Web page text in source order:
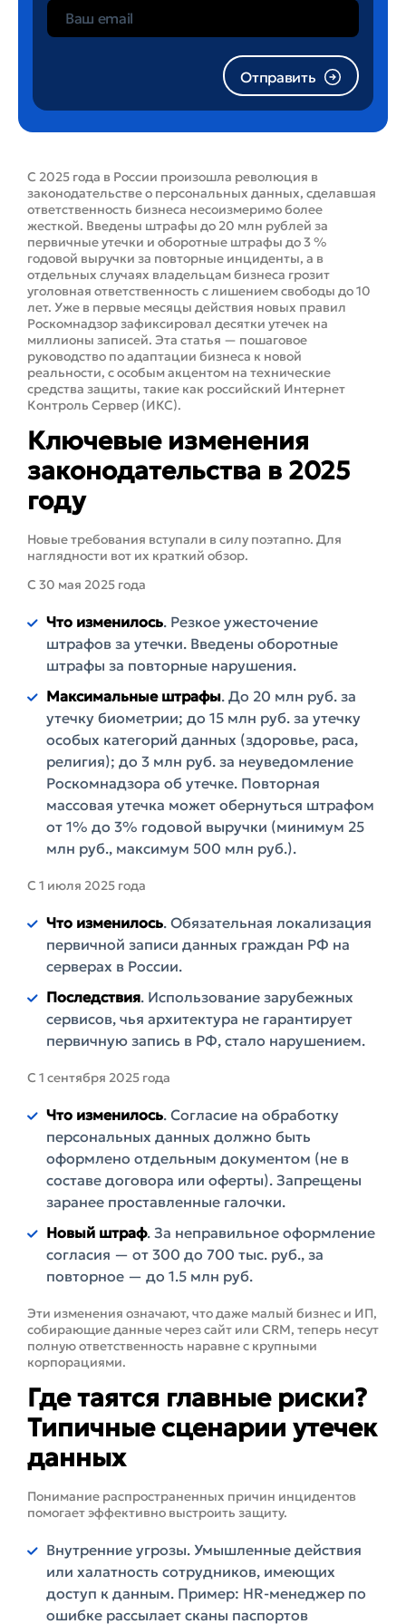
Отправить
С 2025 года в России произошла революция в
законодательстве о персональных данных, сделавшая
ответственность бизнеса несоизмеримо более
жесткой. Введены штрафы до 20 млн рублей за
первичные утечки и оборотные штрафы до 3 %
годовой выручки за повторные инциденты, а в
отдельных случаях владельцам бизнеса грозит
уголовная ответственность с лишением свободы до 10
лет. Уже в первые месяцы действия новых правил
Роскомнадзор зафиксировал десятки утечек на
миллионы записей. Эта статья — пошаговое
руководство по адаптации бизнеса к новой
реальности, с особым акцентом на технические
средства защиты, такие как российский Интернет
Контроль Сервер (ИКС).
Ключевые изменения
законодательства в 2025
году
Новые требования вступали в силу поэтапно. Для
наглядности вот их краткий обзор.
С 30 мая 2025 года
Что изменилось. Резкое ужесточение
штрафов за утечки. Введены оборотные
штрафы за повторные нарушения.
Максимальные штрафы. До 20 млн руб. за
утечку биометрии; до 15 млн руб. за утечку
особых категорий данных (здоровье, раса,
религия); до 3 млн руб. за неуведомление
Роскомнадзора об утечке. Повторная
массовая утечка может обернуться штрафом
от 1% до 3% годовой выручки (минимум 25
млн руб., максимум 500 млн руб.).
С 1 июля 2025 года
Что изменилось. Обязательная локализация
первичной записи данных граждан РФ на
серверах в России.
Последствия. Использование зарубежных
сервисов, чья архитектура не гарантирует
первичную запись в РФ, стало нарушением.
С 1 сентября 2025 года
Что изменилось. Согласие на обработку
персональных данных должно быть
оформлено отдельным документом (не в
составе договора или оферты). Запрещены
заранее проставленные галочки.
Новый штраф. За неправильное оформление
согласия — от 300 до 700 тыс. руб., за
повторное — до 1.5 млн руб.
Эти изменения означают, что даже малый бизнес и ИП,
собирающие данные через сайт или CRM, теперь несут
полную ответственность наравне с крупными
корпорациями.
Где таятся главные риски?
Типичные сценарии утечек
данных
Понимание распространенных причин инцидентов
помогает эффективно выстроить защиту.
Внутренние угрозы. Умышленные действия
или халатность сотрудников, имеющих
доступ к данным. Пример: HR-менеджер по
ошибке рассылает сканы паспортов